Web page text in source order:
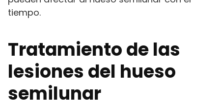
tiempo.
Tratamiento de las
lesiones del hueso
semilunar